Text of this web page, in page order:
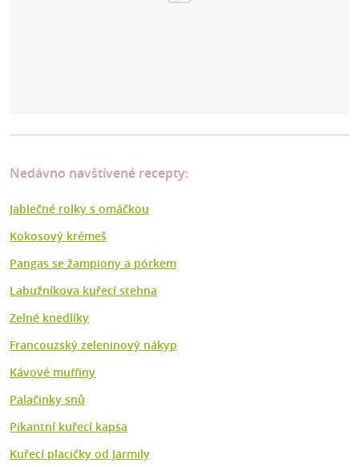
Nedávno navštívené recepty:
Jablečné rolky s omáčkou
Kokosový krémeš
Pangas se žampiony a pórkem
Labužníkova kuřecí stehna
Zelné knedlíky
Francouzský zeleninový nákyp
Kávové muffiny
Palačinky snů
Pikantní kuřecí kapsa
Kuřecí placičky od Jarmily